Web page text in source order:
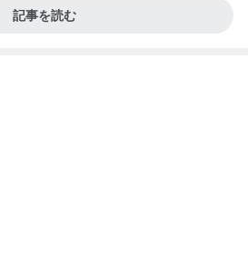
けの宗教仮称略称偶然と暗合教教義候